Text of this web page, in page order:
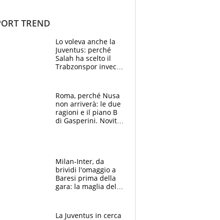
TREND
Lo voleva anche la
Juventus: perché
Salah ha scelto il
Trabzonspor invece
Roma, perché Nusa
non arriverà: le due
ragioni e il piano B
di Gasperini. Novità
Milan-Inter, da
brividi l'omaggio a
Baresi prima della
gara: la maglia del
La Juventus in cerca